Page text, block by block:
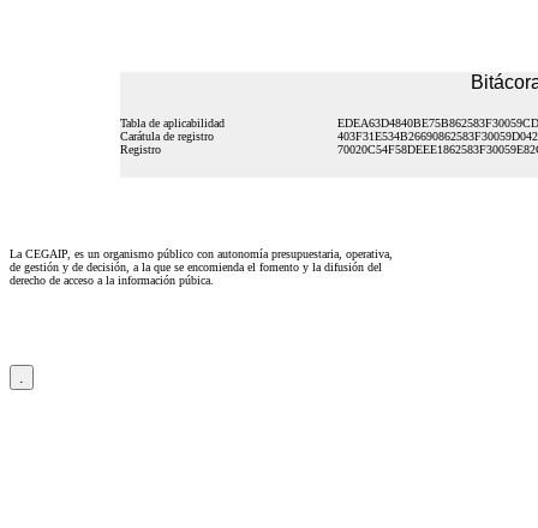
Tabla de aplicabilidad
Carátula de registro
403F31E534B26690862583F30059D042
Registro
La CEGAIP, es un organismo público con autonomía presupuestaria, operativa,
de gestión y de decisión, a la que se encomienda el fomento y la difusión del
derecho de acceso a la información púbica.